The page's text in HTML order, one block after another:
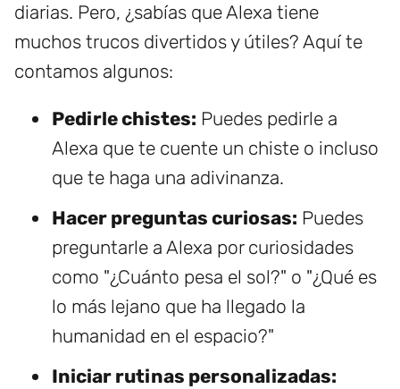
diarias. Pero, ¿sabías que Alexa tiene
muchos trucos divertidos y útiles? Aquí te
contamos algunos:
Pedirle chistes: Puedes pedirle a
Alexa que te cuente un chiste o incluso
que te haga una adivinanza.
Hacer preguntas curiosas: Puedes
preguntarle a Alexa por curiosidades
como "¿Cuánto pesa el sol?" o "¿Qué es
lo más lejano que ha llegado la
humanidad en el espacio?"
Iniciar rutinas personalizadas: